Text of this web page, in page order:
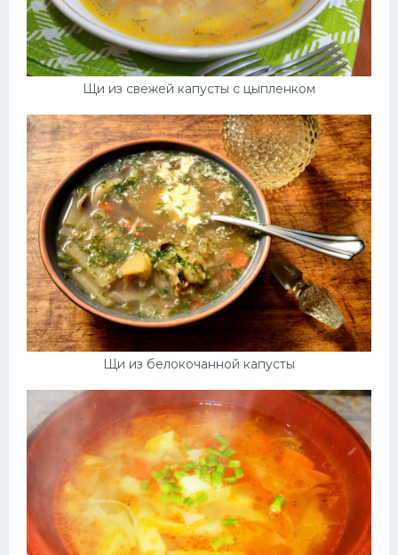
Щи из свежей капусты с цыпленком
Щи из белокочанной капусты